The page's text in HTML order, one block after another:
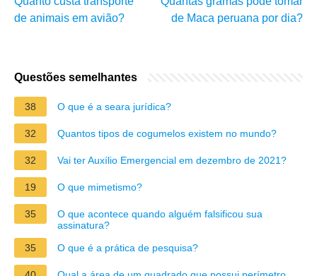
de animais em avião?
de Maca peruana por dia?
Questões semelhantes
38 O que é a seara jurídica?
32 Quantos tipos de cogumelos existem no mundo?
32 Vai ter Auxílio Emergencial em dezembro de 2021?
19 O que mimetismo?
35
O que acontece quando alguém falsificou sua
assinatura?
35
O que é a prática de pesquisa?